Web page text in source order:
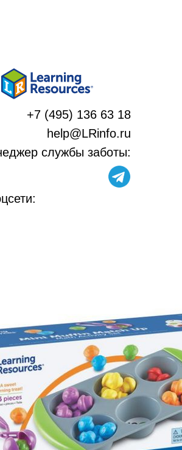
+7 (495) 136 63 18
help@LRinfo.ru
службы заботы: